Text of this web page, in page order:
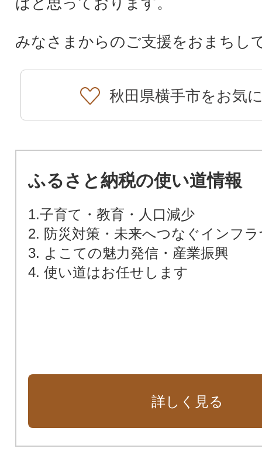
みなさまからのご支援をおまちし
秋田県横手市をお気
ふるさと納税の使い道情報
1.子育て・教育・人口減少
2. 防災対策・未来へつなぐインフ
3. よこての魅力発信・産業振興
4. 使い道はお任せします
詳しく見る